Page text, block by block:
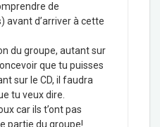
de
avant d’arriver à cette
du groupe, autant sur
que tu puisses
sur le CD, il faudra
tu veux dire.
car ils t’ont pas
partie du groupe!